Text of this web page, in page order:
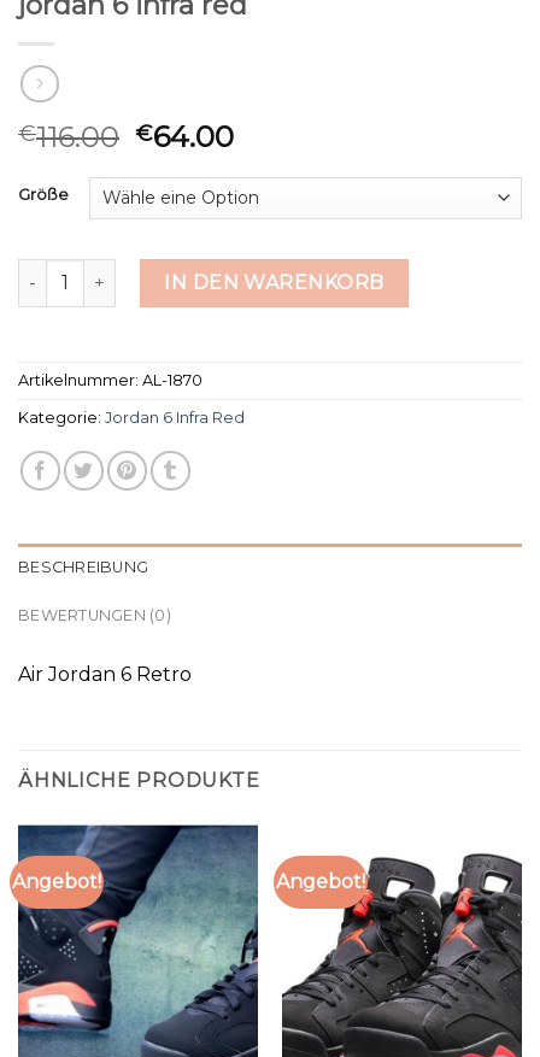
€116.00 €64.00
Größe
jordan 6 infra red MengeIN DEN WARENKORB
Artikelnummer: AL-1870
Kategorie: Jordan 6 Infra Red
BESCHREIBUNG
BEWERTUNGEN (0)
Air Jordan 6 Retro
ÄHNLICHE PRODUKTE
Angebot! Angebot!